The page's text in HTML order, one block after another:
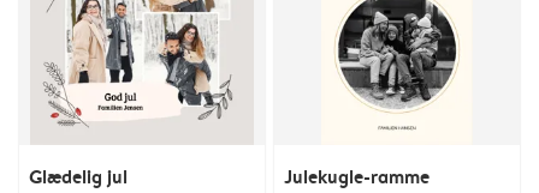
Glædelig jul Julekugle-ramme